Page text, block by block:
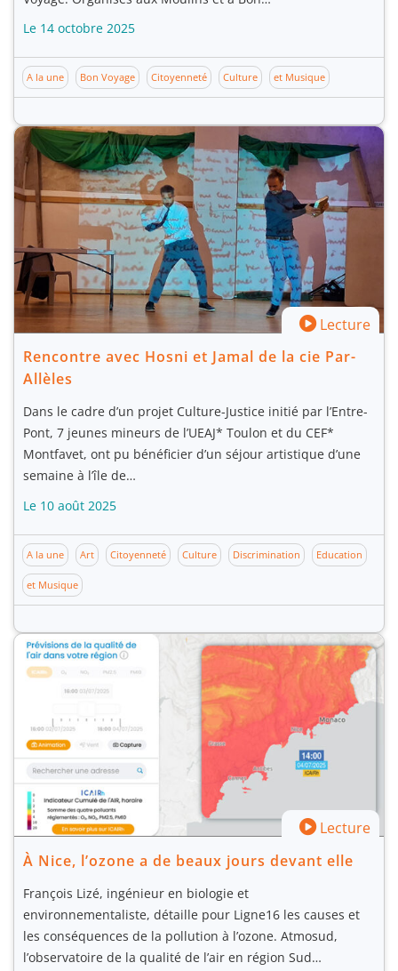
Le 14 octobre 2025
A la une Bon Voyage Citoyenneté Culture et Musique
Lecture
Rencontre avec Hosni et Jamal de la cie Par-
Allèles
Dans le cadre d’un projet Culture-Justice initié par l’Entre-
Pont, 7 jeunes mineurs de l’UEAJ* Toulon et du CEF*
Montfavet, ont pu bénéficier d’un séjour artistique d’une
semaine à l’île de…
Le 10 août 2025
A la une Art Citoyenneté Culture Discrimination Education
et Musique
Lecture
À Nice, l’ozone a de beaux jours devant elle
François Lizé, ingénieur en biologie et
environnementaliste, détaille pour Ligne16 les causes et
les conséquences de la pollution à l’ozone. Atmosud,
l’observatoire de la qualité de l’air en région Sud…